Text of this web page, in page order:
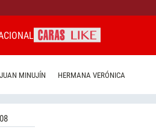
JUAN MINUJÍN HERMANA VERÓNICA